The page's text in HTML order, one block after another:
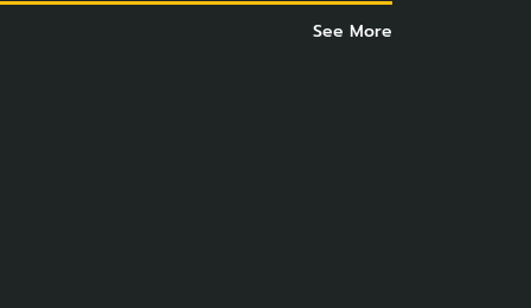
See More